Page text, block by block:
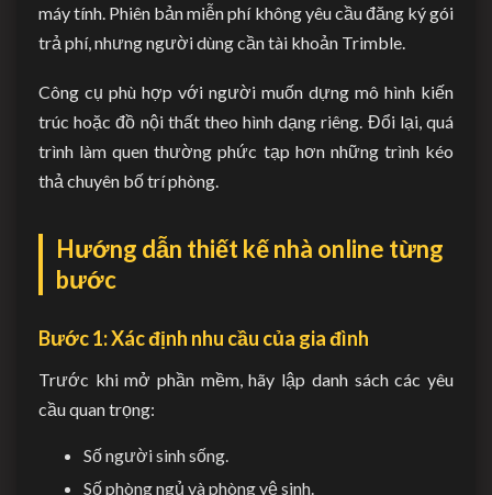
máy tính. Phiên bản miễn phí không yêu cầu đăng ký gói
trả phí, nhưng người dùng cần tài khoản Trimble.
Công cụ phù hợp với người muốn dựng mô hình kiến
trúc hoặc đồ nội thất theo hình dạng riêng. Đổi lại, quá
trình làm quen thường phức tạp hơn những trình kéo
thả chuyên bố trí phòng.
Hướng dẫn thiết kế nhà online từng
bước
Bước 1: Xác định nhu cầu của gia đình
Trước khi mở phần mềm, hãy lập danh sách các yêu
cầu quan trọng:
Số người sinh sống.
Số phòng ngủ và phòng vệ sinh.